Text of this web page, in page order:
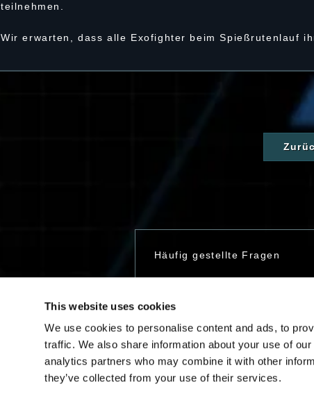
This website uses cookies
We use cookies to personalise content and ads, to
traffic. We also share information about your use of
analytics partners who may combine it with other
they’ve collected from your use of their services.
teilnehmen.
Wir erwarten, dass alle Exofighter beim Spießrutenlauf
Häufig gestellte Fragen